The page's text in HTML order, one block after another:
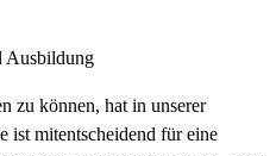
Ausbildung
zu können, hat in unserer
ist mitentscheidend für eine